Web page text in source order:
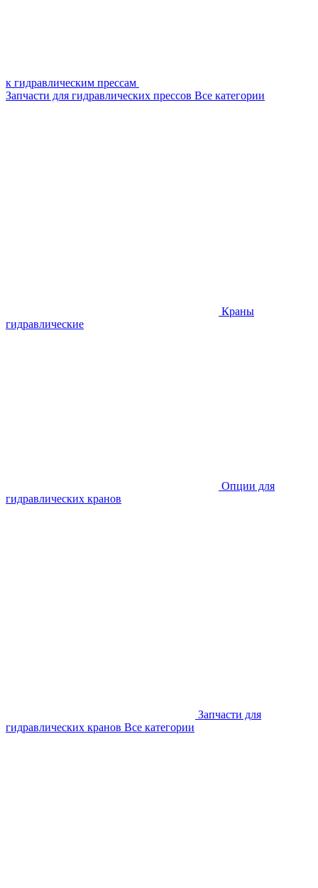
к гидравлическим прессам
Запчасти для гидравлических прессов Все категории
Краны
гидравлические
Опции для
гидравлических кранов
Запчасти для
гидравлических кранов Все категории